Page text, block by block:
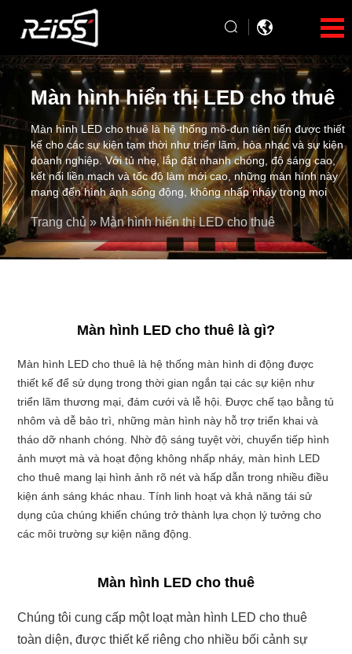
Màn hình hiển thị LED cho thuê
Màn hình LED cho thuê là hệ thống mô-đun tiên tiến được thiết
kế cho các sự kiện tạm thời như triển lãm, hòa nhạc và sự kiện
doanh nghiệp. Với tủ nhẹ, lắp đặt nhanh chóng, độ sáng cao,
kết nối liền mạch và tốc độ làm mới cao, những màn hình này
mang đến hình ảnh sống động, không nhấp nháy trong mọi
môi trường. Có sẵn cả phiên bản trong nhà và ngoài trời,
chúng mang đến các giải pháp linh hoạt, đáng tin cậy và hiệu
quả cao cho các nhu cầu sự kiện đa dạng.
Trang chủ » Màn hình hiển thị LED cho thuê
Màn hình LED cho thuê là gì?
Màn hình LED cho thuê là hệ thống màn hình di động được
thiết kế để sử dụng trong thời gian ngắn tại các sự kiện như
triển lãm thương mại, đám cưới và lễ hội. Được chế tạo bằng tủ
nhôm và dễ bảo trì, những màn hình này hỗ trợ triển khai và
tháo dỡ nhanh chóng.
Nhờ độ sáng tuyệt vời, chuyển tiếp hình
ảnh mượt mà và hoạt động không nhấp nháy, màn hình LED
cho thuê mang lại hình ảnh rõ nét và hấp dẫn trong nhiều điều
kiện ánh sáng khác nhau. Tính linh hoạt và khả năng tái sử
dụng của chúng khiến chúng trở thành lựa chọn lý tưởng cho
các môi trường sự kiện năng động.
Màn hình LED cho thuê
Chúng tôi cung cấp một loạt màn hình LED cho thuê
toàn diện, được thiết kế riêng cho nhiều bối cảnh sự